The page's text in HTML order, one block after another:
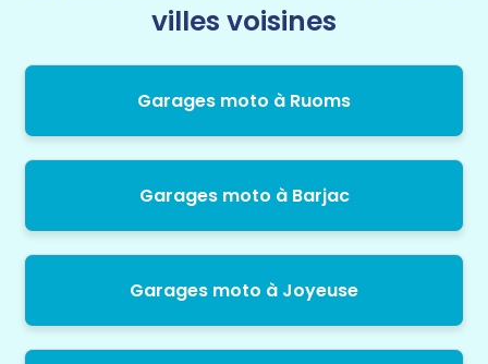
villes voisines
Garages moto à Ruoms
Garages moto à Barjac
Garages moto à Joyeuse